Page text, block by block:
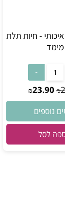
- חיות תלת
מימד
₪
₪23.90
נוספים
לסל